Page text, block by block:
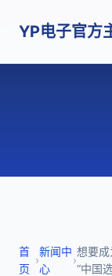
YP电子官方
首
页
›
新闻中
心
›
想要
“中国